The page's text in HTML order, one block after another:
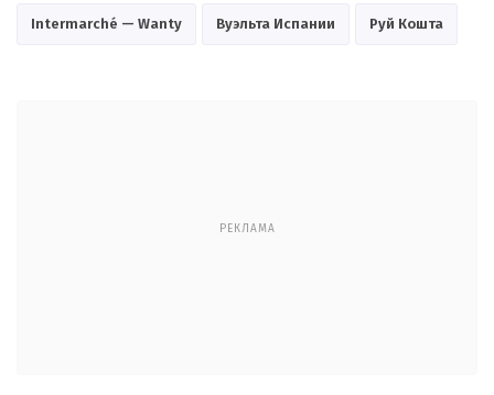
Intermarché — Wanty Вуэльта Испании Руй Кошта
РЕКЛАМА